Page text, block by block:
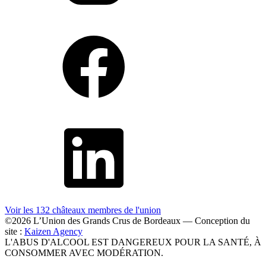
Voir les 132 châteaux membres de l'union
©2026 L’Union des Grands Crus de Bordeaux — Conception du
site : Kaizen Agency
L'ABUS D'ALCOOL EST DANGEREUX POUR LA SANTÉ, À
CONSOMMER AVEC MODÉRATION.